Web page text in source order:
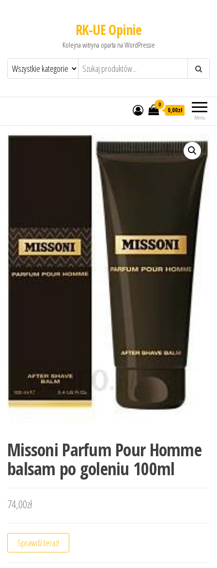
RK-UE Opinie
Kolejna witryna oparta na WordPressie
Menu
0
0,00zł
Missoni Parfum Pour Homme
balsam po goleniu 100ml
74,00zł
Sprawdź teraz!